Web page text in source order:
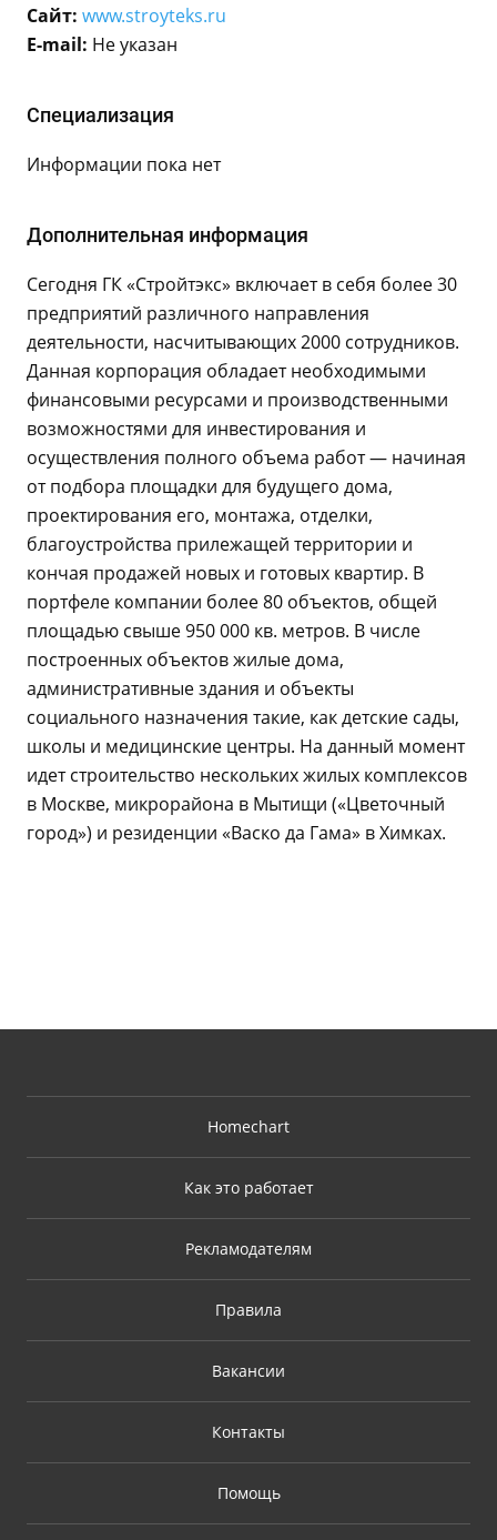
Сайт: www.stroyteks.ru
E-mail: Не указан
Специализация
Информации пока нет
Дополнительная информация
Сегодня ГК «Стройтэкс» включает в себя более 30
предприятий различного направления
деятельности, насчитывающих 2000 сотрудников.
Данная корпорация обладает необходимыми
финансовыми ресурсами и производственными
возможностями для инвестирования и
осуществления полного объема работ — начиная
от подбора площадки для будущего дома,
проектирования его, монтажа, отделки,
благоустройства прилежащей территории и
кончая продажей новых и готовых квартир. В
портфеле компании более 80 объектов, общей
площадью свыше 950 000 кв. метров. В числе
построенных объектов жилые дома,
административные здания и объекты
социального назначения такие, как детские сады,
школы и медицинские центры. На данный момент
идет строительство нескольких жилых комплексов
в Москве, микрорайона в Мытищи («Цветочный
город») и резиденции «Васко да Гама» в Химках.
Homechart
Как это работает
Рекламодателям
Правила
Вакансии
Контакты
Помощь